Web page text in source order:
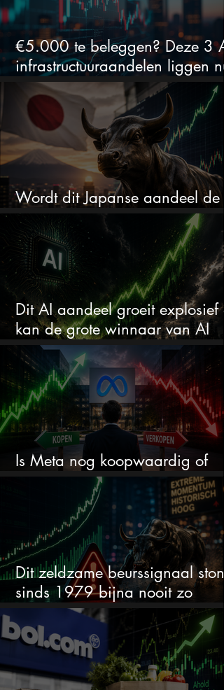
€5.000 te beleggen? Deze 3
infrastructuuraandelen liggen nu
in de uitverkoop
Wordt dit Japanse aandeel de
comeback kid van 2026?
Dit AI aandeel groeit explosief
kan de grote winnaar van AI
worden
Is Meta nog koopwaardig of
wordt het tijd om te verkopen?
Dit zeldzame beurssignaal stond
sinds 1979 bijna nooit zo
extreem